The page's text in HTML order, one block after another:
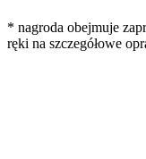
* nagroda obejmuje
ręki na szczegółowe